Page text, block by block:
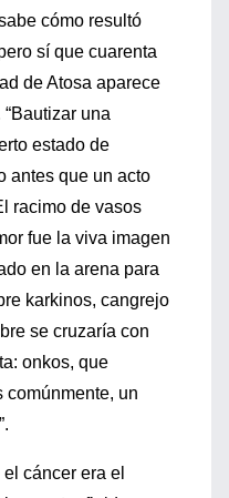
cómo resultó
sí que cuarenta
de Atosa aparece
una
estado de
antes que un acto
racimo de vasos
fue la viva imagen
en la arena para
karkinos, cangrejo
se cruzaría con
onkos, que
comúnmente, un
cáncer era el